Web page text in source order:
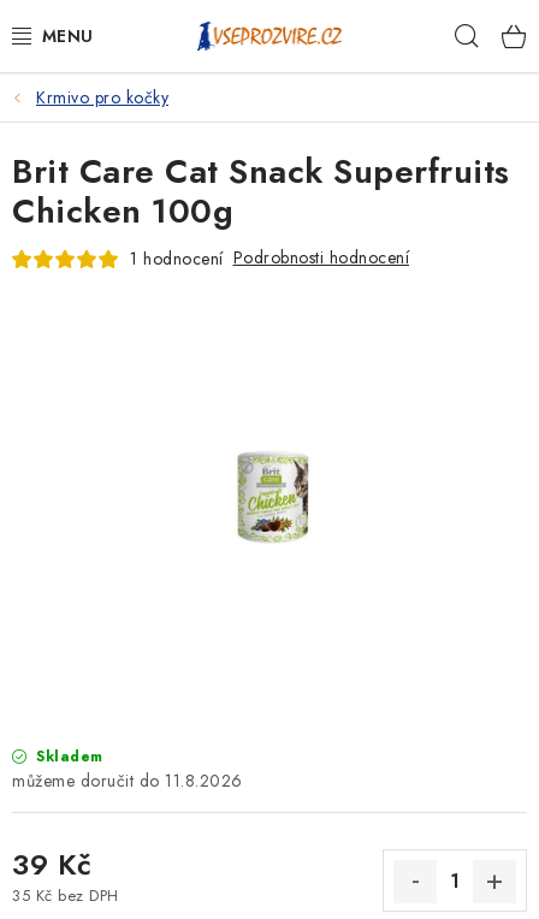
na
PSI
KOČKY
KONĚ
KRÁLÍCI/HLODAVCI/PTÁCI
Krmivo pro kočky
Skladem
11.8.2026
39 Kč
35 Kč bez DPH
Brit Care Cat Snack Superfruits
Chicken 100g
1 hodnocení Podrobnosti hodnocení